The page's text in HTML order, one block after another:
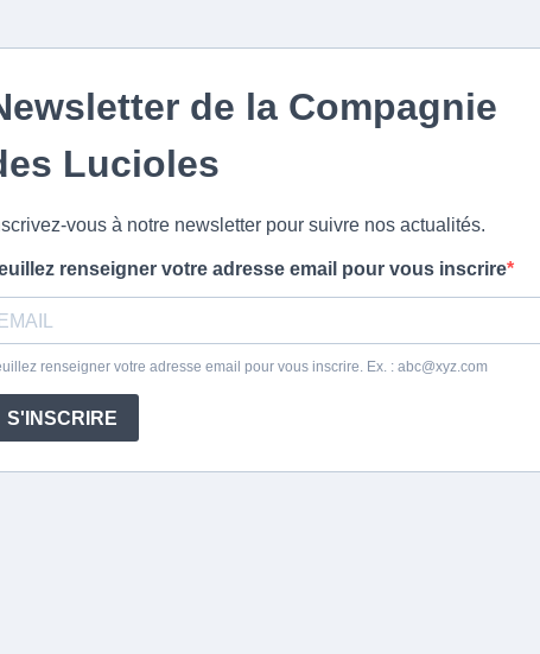
de la Compagnie
Lucioles
vous à notre newsletter pour suivre nos actualités.
renseigner votre adresse email pour vous inscrire
renseigner votre adresse email pour vous inscrire. Ex. : abc@xyz.com
S'INSCRIRE